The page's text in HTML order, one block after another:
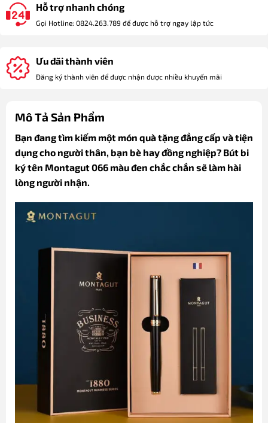
Hỗ trợ nhanh chóng
Gọi Hotline: 0824.263.789 để được hỗ trợ ngay lập tức
Ưu đãi thành viên
Đăng ký thành viên để được nhận được nhiều khuyến mãi
Mô Tả Sản Phẩm
Bạn đang tìm kiếm một món quà tặng đẳng cấp và tiện
dụng cho người thân, bạn bè hay đồng nghiệp? Bút bi
ký tên Montagut 066 màu đen chắc chắn sẽ làm hài
lòng người nhận.